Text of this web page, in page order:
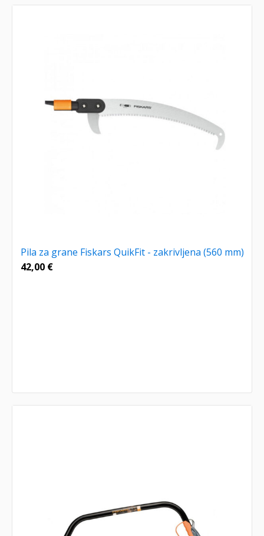
Pila za grane Fiskars QuikFit - zakrivljena (560 mm)
42,00 €